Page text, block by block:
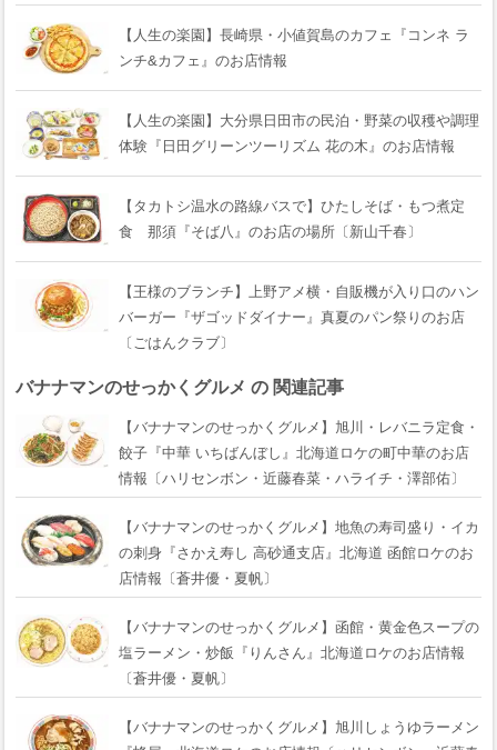
【人生の楽園】長崎県・小値賀島のカフェ『コンネ ラ
ンチ&カフェ』のお店情報
【人生の楽園】大分県日田市の民泊・野菜の収穫や調理
体験『日田グリーンツーリズム 花の木』のお店情報
【タカトシ温水の路線バスで】ひたしそば・もつ煮定
食 那須『そば八』のお店の場所〔新山千春〕
【王様のブランチ】上野アメ横・自販機が入り口のハン
バーガー『ザゴッドダイナー』真夏のパン祭りのお店
〔ごはんクラブ〕
バナナマンのせっかくグルメ の 関連記事
【バナナマンのせっかくグルメ】旭川・レバニラ定食・
餃子『中華 いちばんぼし』北海道ロケの町中華のお店
情報〔ハリセンボン・近藤春菜・ハライチ・澤部佑〕
【バナナマンのせっかくグルメ】地魚の寿司盛り・イカ
の刺身『さかえ寿し 高砂通支店』北海道 函館ロケのお
店情報〔蒼井優・夏帆〕
【バナナマンのせっかくグルメ】函館・黄金色スープの
塩ラーメン・炒飯『りんさん』北海道ロケのお店情報
〔蒼井優・夏帆〕
【バナナマンのせっかくグルメ】旭川しょうゆラーメン